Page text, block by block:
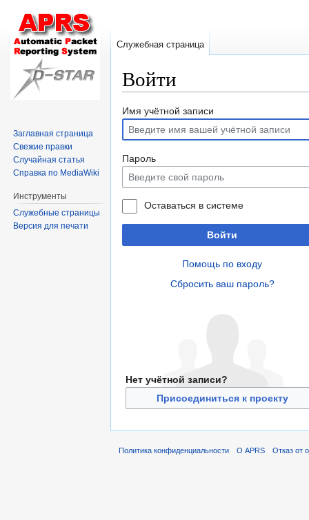
Войти
Перейти
навигации
Перейти
поиску
Имя учётной записи
Пароль
Оставаться в системе
Войти
Помощь по входу
Сбросить ваш пароль?
Нет учётной записи?
Присоединиться к проекту
Служебная страница
Заглавная страница
Свежие правки
Случайная статья
Справка по MediaWiki
Инструменты
Служебные страницы
Версия для печати
Политика конфиденциальности О APRS Отказ от